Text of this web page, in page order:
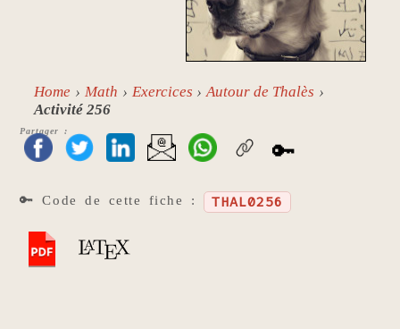
Home Math Exercices
Autour de Thalès
Activité 256
Partager :
🔑
🔑 Code de cette fiche : THAL0256